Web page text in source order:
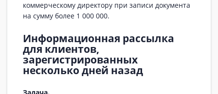
коммерческому директору при записи документа
на сумму более 1 000 000.
Информационная рассылка
для клиентов,
зарегистрированных
несколько дней назад